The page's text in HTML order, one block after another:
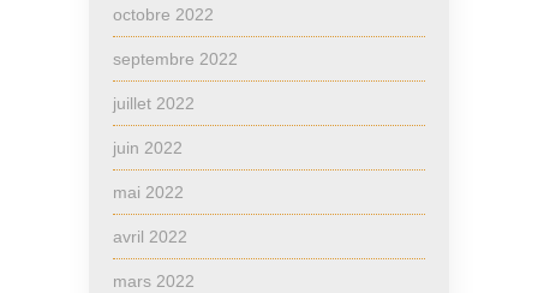
octobre 2022
septembre 2022
juillet 2022
juin 2022
mai 2022
avril 2022
mars 2022